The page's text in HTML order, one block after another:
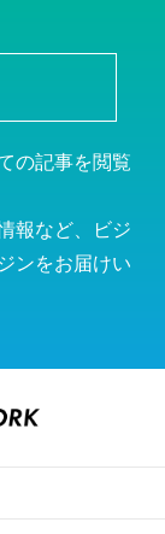
の記事を閲覧
報など、ビジ
ンをお届けい